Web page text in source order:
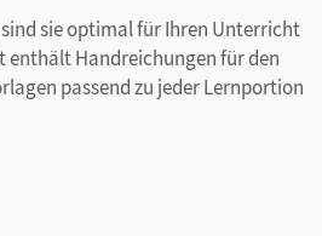
sie optimal für Ihren Unterricht
enthält Handreichungen für den
passend zu jeder Lernportion
enthalten: